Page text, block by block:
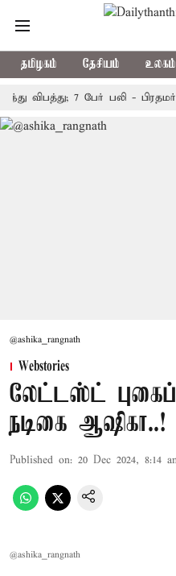
தமிழகம் தேசியம் உலகம்
விபத்து; 7 பேர் பலி - பிரதமர்
@ashika_rangnath
Webstories
லேட்டஸ்ட்
நடிகை ஆஷிகா..!
Published on: 20 Dec 2024, 8:14
@ashika_rangnath